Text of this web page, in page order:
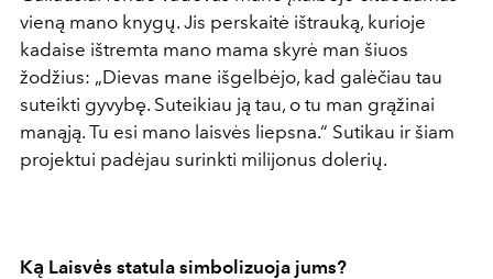
vieną mano knygų. Jis perskaitė ištrauką, kurioje
kadaise ištremta mano mama skyrė man šiuos
žodžius: „Dievas mane išgelbėjo, kad galėčiau tau
suteikti gyvybę. Suteikiau ją tau, o tu man grąžinai
manąją. Tu esi mano laisvės liepsna.“ Sutikau ir šiam
projektui padėjau surinkti milijonus dolerių.
Ką Laisvės statula simbolizuoja jums?